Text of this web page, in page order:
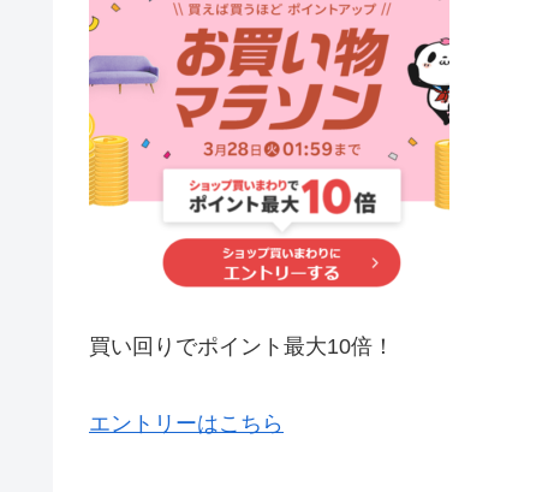
買い回りでポイント最大10倍！
エントリーはこちら